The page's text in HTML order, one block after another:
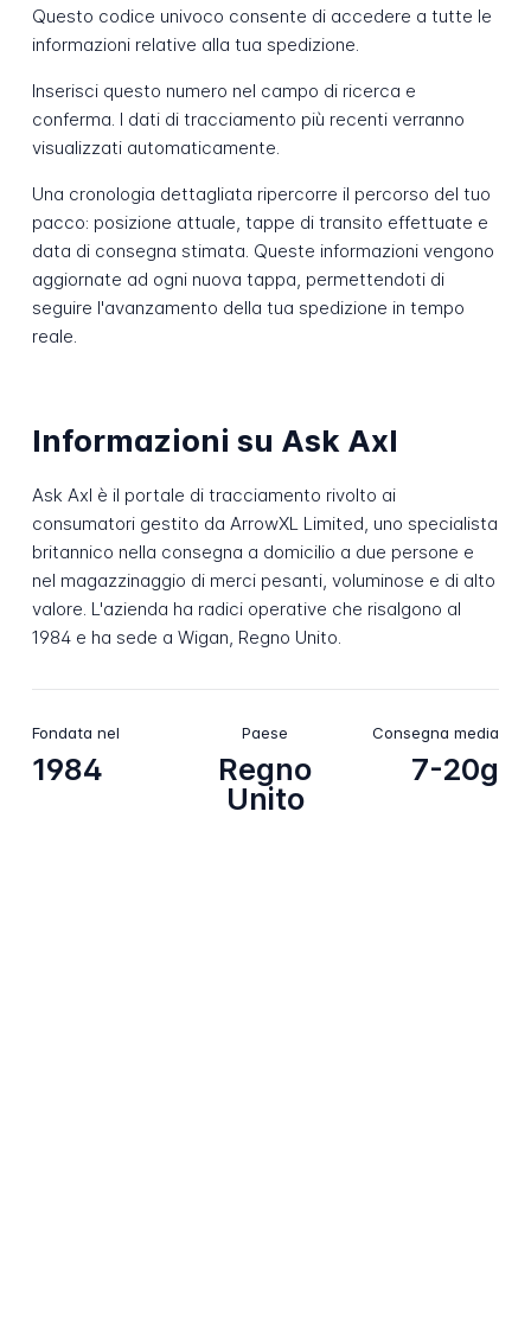
Questo codice univoco consente di accedere a tutte le
informazioni relative alla tua spedizione.
Inserisci questo numero nel campo di ricerca e
conferma. I dati di tracciamento più recenti verranno
visualizzati automaticamente.
Una cronologia dettagliata ripercorre il percorso del tuo
pacco: posizione attuale, tappe di transito effettuate e
data di consegna stimata. Queste informazioni vengono
aggiornate ad ogni nuova tappa, permettendoti di
seguire l'avanzamento della tua spedizione in tempo
reale.
Informazioni su Ask Axl
Ask Axl è il portale di tracciamento rivolto ai
consumatori gestito da ArrowXL Limited, uno specialista
britannico nella consegna a domicilio a due persone e
nel magazzinaggio di merci pesanti, voluminose e di alto
valore. L'azienda ha radici operative che risalgono al
1984 e ha sede a Wigan, Regno Unito.
Fondata nel
1984
Paese
Regno
Unito
Consegna media
7-20g